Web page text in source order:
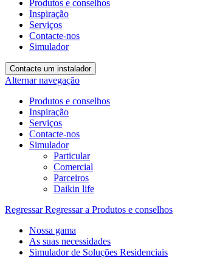
Produtos e conselhos
Inspiração
Serviços
Contacte-nos
Simulador
Contacte um instalador
Alternar navegação
Produtos e conselhos
Inspiração
Serviços
Contacte-nos
Simulador
Particular
Comercial
Parceiros
Daikin life
Regressar Regressar a Produtos e conselhos
Nossa gama
As suas necessidades
Simulador de Soluções Residenciais